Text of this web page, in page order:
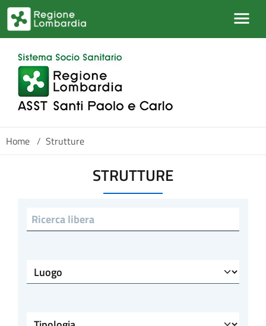
Salta al contenuto principale
Home / Strutture
STRUTTURE
Ricerca libera
Luogo